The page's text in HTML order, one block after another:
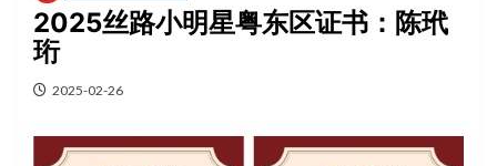
2025丝路小明星粤东区证书：陈玳
珩
2025-02-26